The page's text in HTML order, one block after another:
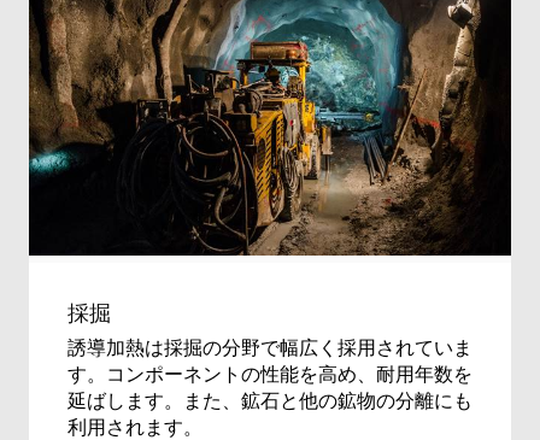
採掘
誘導加熱は採掘の分野で幅広く採用されていま
す。コンポーネントの性能を高め、耐用年数を
延ばします。また、鉱石と他の鉱物の分離にも
利用されます。